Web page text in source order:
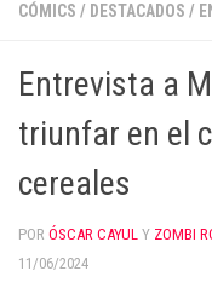
CÓMICS / DESTACADOS /
Entrevista a
triunfar en el
cereales
POR ÓSCAR CAYUL Y ZOMBI
11/06/2024